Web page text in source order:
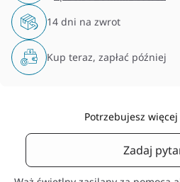
14 dni na zwrot
Kup teraz, zapłać później
Potrzebujesz
Zadaj